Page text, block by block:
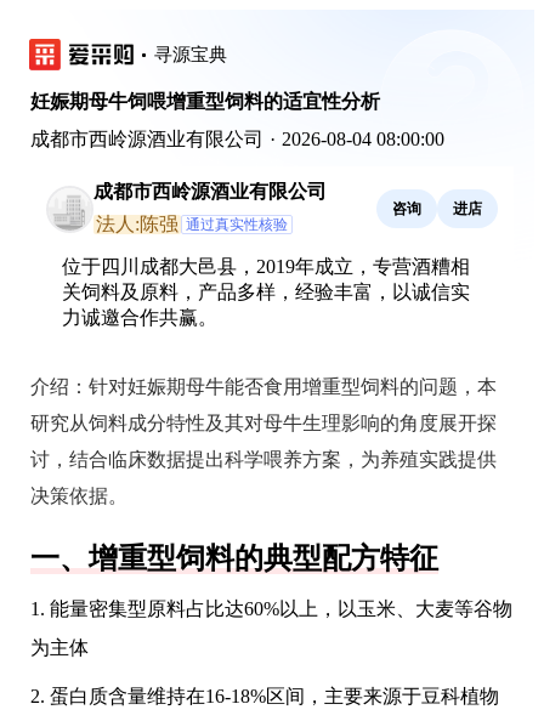
寻源宝典
妊娠期母牛饲喂增重型饲料的适宜性分析
成都市西岭源酒业有限公司 · 2026-08-04 08:00:00
成都市西岭源酒业有限公司
法人:陈强 通过真实性核验
咨询 进店
位于四川成都大邑县，2019年成立，专营酒糟相
关饲料及原料，产品多样，经验丰富，以诚信实
力诚邀合作共赢。
介绍： 针对妊娠期母牛能否食用增重型饲料的问题，本
研究从饲料成分特性及其对母牛生理影响的角度展开探
讨，结合临床数据提出科学喂养方案，为养殖实践提供
决策依据。
一、增重型饲料的典型配方特征
1. 能量密集型原料占比达60%以上，以玉米、大麦等谷物
为主体
2. 蛋白质含量维持在16-18%区间，主要来源于豆科植物